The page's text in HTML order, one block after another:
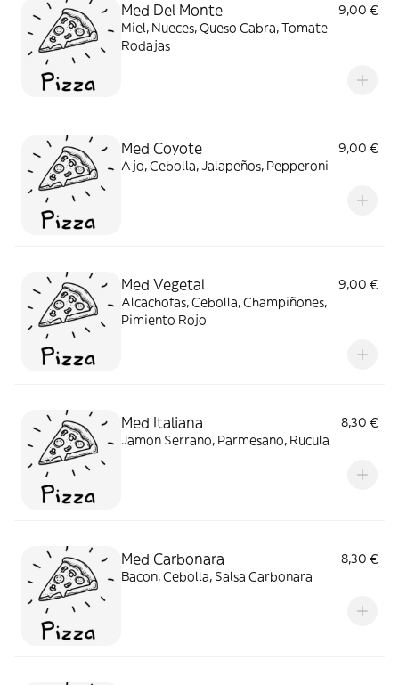
Med Del Monte
9,00 €
Miel, Nueces, Queso Cabra, Tomate
Rodajas
Med Coyote
9,00 €
Ajo, Cebolla, Jalapeños, Pepperoni
Med Vegetal
9,00 €
Alcachofas, Cebolla, Champiñones,
Pimiento Rojo
Med Italiana
8,30 €
Jamon Serrano, Parmesano, Rucula
Med Carbonara
8,30 €
Bacon, Cebolla, Salsa Carbonara